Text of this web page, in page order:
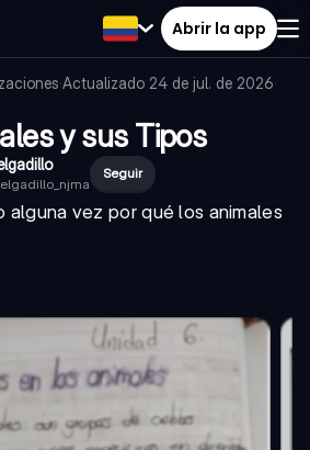
Abrir la app
·Actualizado 24 de jul. de 2026·
y sus Tipos
Seguir
alguna vez por qué los animales